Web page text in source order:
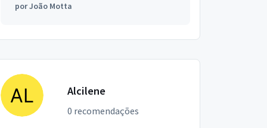
porJoão Motta
Alcilene
0 recomendações